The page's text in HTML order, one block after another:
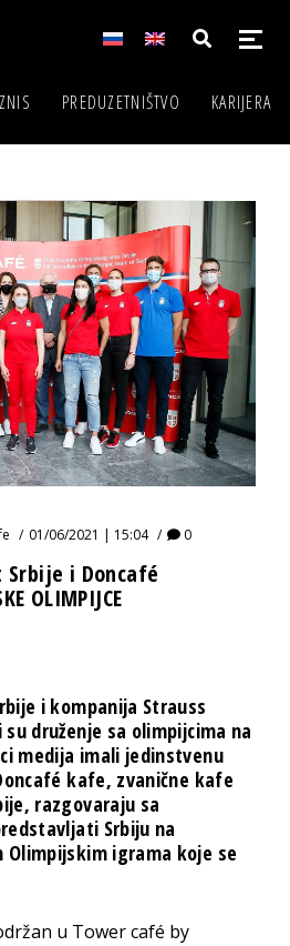
PREDUZETNIŠTVO KARIJERA
01/06/2021 | 15:04 0
i Doncafé
OLIMPIJCE
i kompanija Strauss
druženje sa olimpijcima na
medija imali jedinstvenu
kafe, zvanične kafe
razgovaraju sa
Srbiju na
igrama koje se
u Tower café by